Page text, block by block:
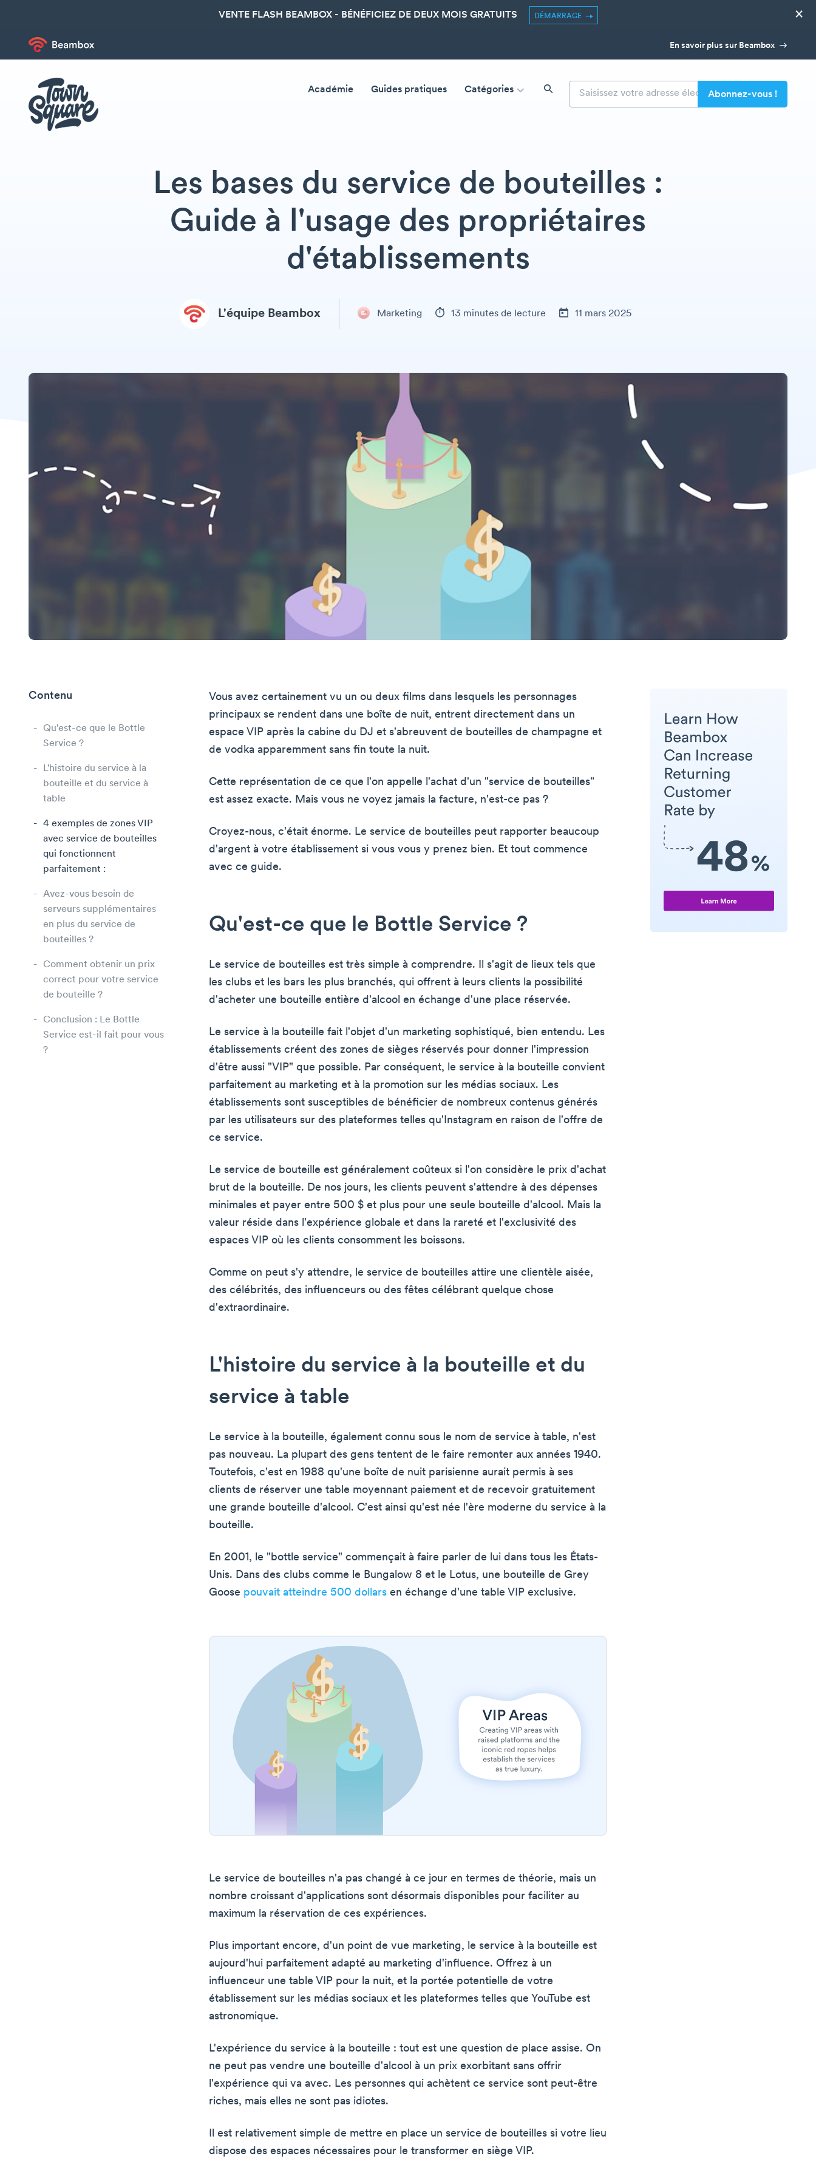
VENTE FLASH BEAMBOX - BÉNÉFICIEZ DE DEUX MOIS GRATUITS DÉMARRAGE ×
En savoir plus sur Beambox
Académie Guides pratiques Catégories
Les bases du service de bouteilles :
Guide à l'usage des propriétaires
d'établissements
L'équipe Beambox Marketing 13 minutes de lecture 11 mars 2025
Contenu
Qu'est-ce que le Bottle
Service ?
L'histoire du service à la
bouteille et du service à
table
4 exemples de zones VIP
avec service de bouteilles
qui fonctionnent
parfaitement :
Avez-vous besoin de
serveurs supplémentaires
en plus du service de
bouteilles ?
Comment obtenir un prix
correct pour votre service
de bouteille ?
Conclusion : Le Bottle
Service est-il fait pour vous
?
Vous avez certainement vu un ou deux films dans lesquels les personnages
principaux se rendent dans une boîte de nuit, entrent directement dans un
espace VIP après la cabine du DJ et s'abreuvent de bouteilles de champagne et
de vodka apparemment sans fin toute la nuit.
Cette représentation de ce que l'on appelle l'achat d'un "service de bouteilles"
est assez exacte. Mais vous ne voyez jamais la facture, n'est-ce pas ?
Croyez-nous, c'était énorme. Le service de bouteilles peut rapporter beaucoup
d'argent à votre établissement si vous vous y prenez bien. Et tout commence
avec ce guide.
Qu'est-ce que le Bottle Service ?
Le service de bouteilles est très simple à comprendre. Il s'agit de lieux tels que
les clubs et les bars les plus branchés, qui offrent à leurs clients la possibilité
d'acheter une bouteille entière d'alcool en échange d'une place réservée.
Le service à la bouteille fait l'objet d'un marketing sophistiqué, bien entendu. Les
établissements créent des zones de sièges réservés pour donner l'impression
d'être aussi "VIP" que possible. Par conséquent, le service à la bouteille convient
parfaitement au marketing et à la promotion sur les médias sociaux. Les
établissements sont susceptibles de bénéficier de nombreux contenus générés
par les utilisateurs sur des plateformes telles qu'Instagram en raison de l'offre de
ce service.
Le service de bouteille est généralement coûteux si l'on considère le prix d'achat
brut de la bouteille. De nos jours, les clients peuvent s'attendre à des dépenses
minimales et payer entre 500 $ et plus pour une seule bouteille d'alcool. Mais la
valeur réside dans l'expérience globale et dans la rareté et l'exclusivité des
espaces VIP où les clients consomment les boissons.
Comme on peut s'y attendre, le service de bouteilles attire une clientèle aisée,
des célébrités, des influenceurs ou des fêtes célébrant quelque chose
d'extraordinaire.
L'histoire du service à la bouteille et du
service à table
Le service à la bouteille, également connu sous le nom de service à table, n'est
pas nouveau. La plupart des gens tentent de le faire remonter aux années 1940.
Toutefois, c'est en 1988 qu'une boîte de nuit parisienne aurait permis à ses
clients de réserver une table moyennant paiement et de recevoir gratuitement
une grande bouteille d'alcool. C'est ainsi qu'est née l'ère moderne du service à la
bouteille.
En 2001, le "bottle service" commençait à faire parler de lui dans tous les États-
Unis. Dans des clubs comme le Bungalow 8 et le Lotus, une bouteille de Grey
Goose pouvait atteindre 500 dollars en échange d'une table VIP exclusive.
Le service de bouteilles n'a pas changé à ce jour en termes de théorie, mais un
nombre croissant d'applications sont désormais disponibles pour faciliter au
maximum la réservation de ces expériences.
Plus important encore, d'un point de vue marketing, le service à la bouteille est
aujourd'hui parfaitement adapté au marketing d'influence. Offrez à un
influenceur une table VIP pour la nuit, et la portée potentielle de votre
établissement sur les médias sociaux et les plateformes telles que YouTube est
astronomique.
L'expérience du service à la bouteille : tout est une question de place assise. On
ne peut pas vendre une bouteille d'alcool à un prix exorbitant sans offrir
l'expérience qui va avec. Les personnes qui achètent ce service sont peut-être
riches, mais elles ne sont pas idiotes.
Il est relativement simple de mettre en place un service de bouteilles si votre lieu
dispose des espaces nécessaires pour le transformer en siège VIP.